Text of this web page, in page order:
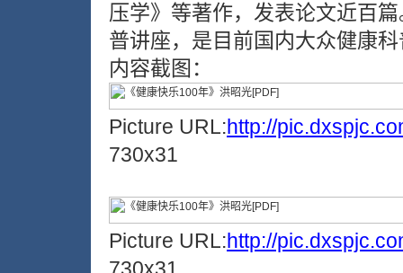
压学》等著作，发表论文近百
普讲座，是目前国内大众健康
内容截图：
Picture URL:http://
730x31
Picture URL:http://